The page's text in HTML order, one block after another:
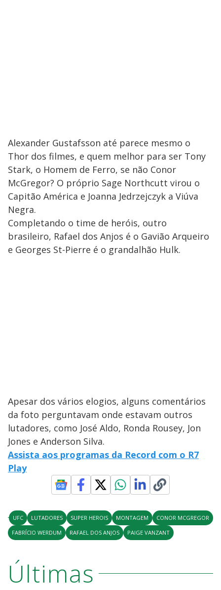
Alexander Gustafsson até parece mesmo o
Thor dos filmes, e quem melhor para ser Tony
Stark, o Homem de Ferro, se não Conor
McGregor? O próprio Sage Northcutt virou o
Capitão América e Joanna Jedrzejczyk a Viúva
Negra.
Completando o time de heróis, outro
brasileiro, Rafael dos Anjos é o Gavião Arqueiro
e Georges St-Pierre é o grandalhão Hulk.
Apesar dos vários elogios, alguns comentários
da foto perguntavam onde estavam outros
lutadores, como José Aldo, Ronda Rousey, Jon
Jones e Anderson Silva.
Assista aos programas da Record com o R7
Play
UFC LUTADORES SUPER HEROIS MONTAGEM
CONOR MCGREGOR
FABRÍCIO WERDUM
RAFAEL DOS ANJOS PAIGE VANZANT
Últimas